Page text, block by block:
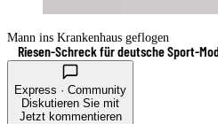
Mann ins Krankenhaus geflogen
Riesen-Schreck für deutsche Sport-
Express · Community
Diskutieren Sie mit
Jetzt kommentieren